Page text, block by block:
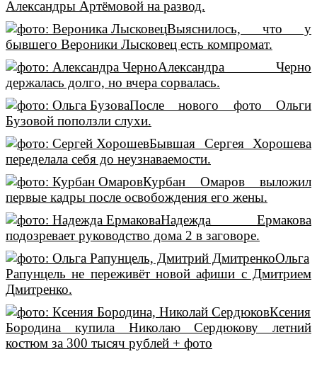
Александры Артёмовой на развод.
Выяснилось, что у
бывшего Вероники Лысковец есть компромат.
Александра Черно
держалась долго, но вчера сорвалась.
После нового фото Ольги
Бузовой поползли слухи.
Бывшая Сергея Хорошева
переделала себя до неузнаваемости.
Курбан Омаров выложил
первые кадры после освобождения его жены.
Надежда Ермакова
подозревает руководство дома 2 в заговоре.
Ольга
Рапунцель не переживёт новой афиши с Дмитрием
Дмитренко.
Ксения
Бородина купила Николаю Сердюкову летний
костюм за 300 тысяч рублей + фото